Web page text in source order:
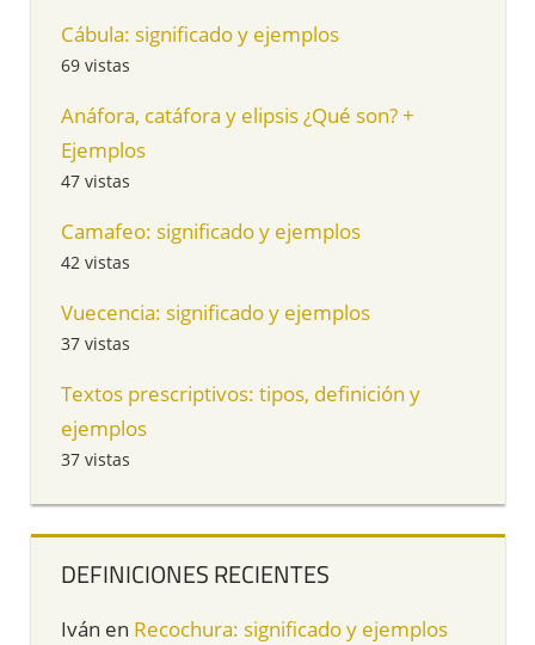
Cábula: significado y ejemplos
69 vistas
Anáfora, catáfora y elipsis ¿Qué son? +
Ejemplos
47 vistas
Camafeo: significado y ejemplos
42 vistas
Vuecencia: significado y ejemplos
37 vistas
Textos prescriptivos: tipos, definición y
ejemplos
37 vistas
DEFINICIONES RECIENTES
Iván en Recochura: significado y ejemplos